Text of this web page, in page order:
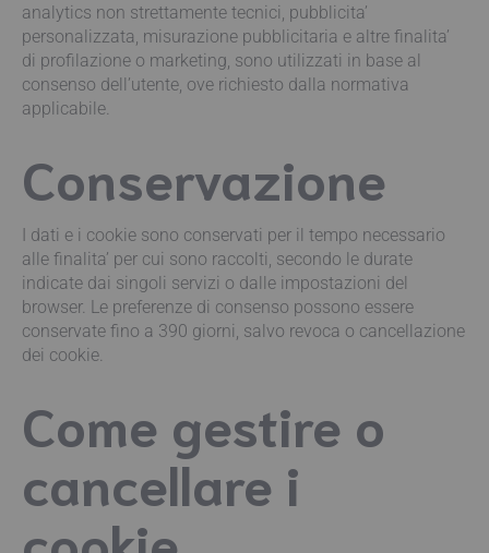
analytics non strettamente tecnici, pubblicita’
personalizzata, misurazione pubblicitaria e altre finalita’
di profilazione o marketing, sono utilizzati in base al
consenso dell’utente, ove richiesto dalla normativa
applicabile.
Conservazione
I dati e i cookie sono conservati per il tempo necessario
alle finalita’ per cui sono raccolti, secondo le durate
indicate dai singoli servizi o dalle impostazioni del
browser. Le preferenze di consenso possono essere
conservate fino a 390 giorni, salvo revoca o cancellazione
dei cookie.
Come gestire o
cancellare i